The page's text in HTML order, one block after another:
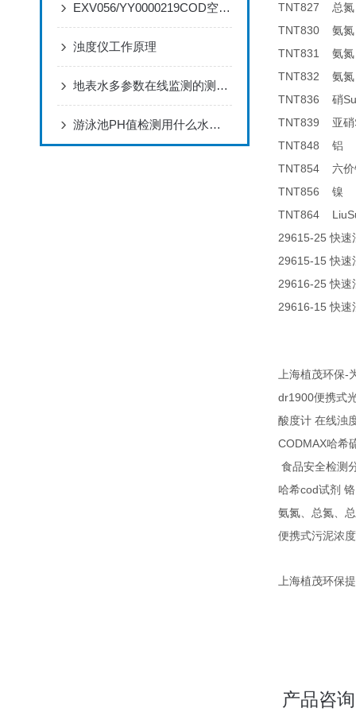
EXV056/YY0000219COD空气阀的特点和应用
浊度仪工作原理
地表水多参数在线监测的测量意义
游泳池PH值检测用什么水质检测仪
TNT827 总氮
TNT830 氨氮
TNT831 氨氮
TNT832 氨氮
TNT836 硝
TNT839 亚硝
TNT848 铝
TNT854 六
TNT856 镍
TNT864
29615-25快速
29615-15快速
29616-25快速
29616-15快速
上海植茂环保-
dr1900便携式
酸度计 在线浊
CODMAX哈希
食品安全检测
哈希cod试剂
氨氮、总氮、
便携式污泥浓
上海植茂环保
产品咨询